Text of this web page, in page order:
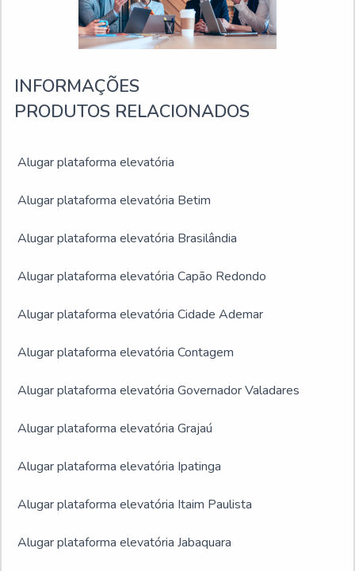
INFORMAÇÕES
PRODUTOS RELACIONADOS
Alugar plataforma elevatória
Alugar plataforma elevatória Betim
Alugar plataforma elevatória Brasilândia
Alugar plataforma elevatória Capão Redondo
Alugar plataforma elevatória Cidade Ademar
Alugar plataforma elevatória Contagem
Alugar plataforma elevatória Governador Valadares
Alugar plataforma elevatória Grajaú
Alugar plataforma elevatória Ipatinga
Alugar plataforma elevatória Itaim Paulista
Alugar plataforma elevatória Jabaquara